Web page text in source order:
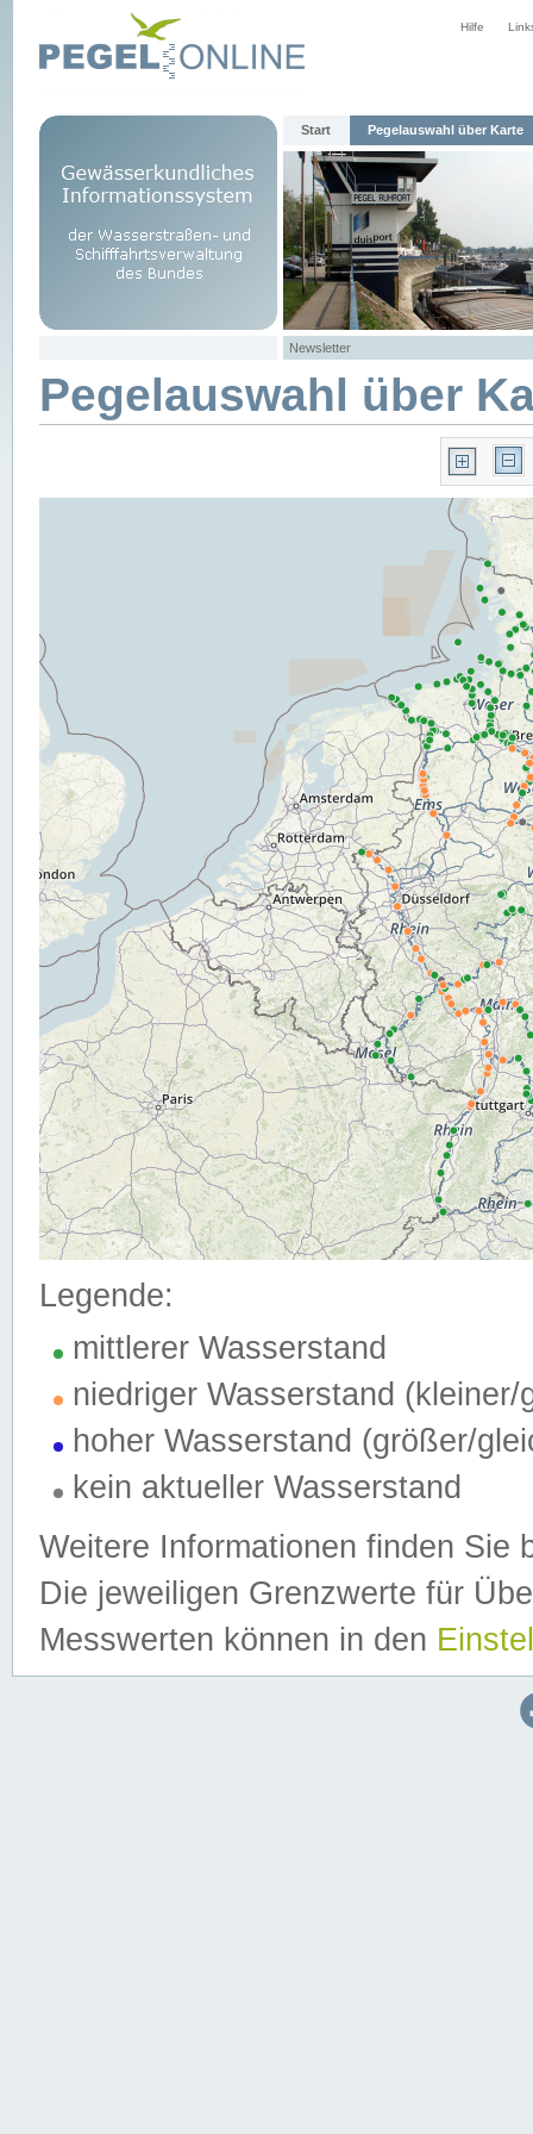
Hilfe
Start Pegelauswahl über Karte
Newsletter
Pegelauswahl über
Legende:
mittlerer Wasserstand
niedriger Wasserstand (kleiner/
hoher Wasserstand (größer/
kein aktueller Wasserstand
Weitere Informationen finden Sie
Die jeweiligen Grenzwerte für
Messwerten können in den